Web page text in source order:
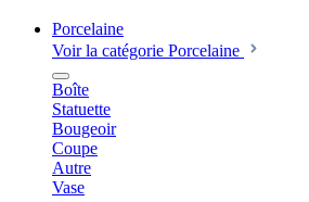
Porcelaine
Voir la catégorie Porcelaine
Boîte
Statuette
Bougeoir
Coupe
Autre
Vase